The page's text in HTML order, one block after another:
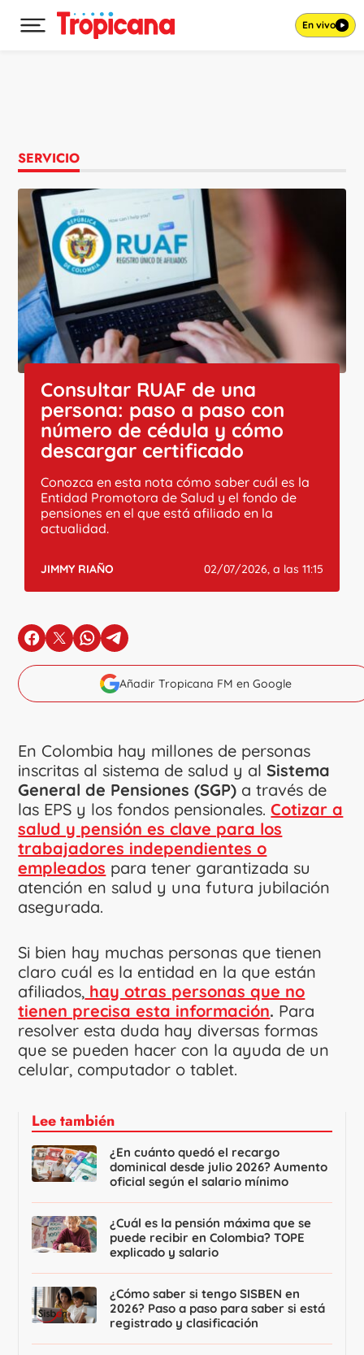
Desplegar menú principal En vivo
SERVICIO
Consultar RUAF de una
persona: paso a paso con
número de cédula y cómo
descargar certificado
Conozca en esta nota cómo saber cuál es la
Entidad Promotora de Salud y el fondo de
pensiones en el que está afiliado en la
actualidad.
JIMMY RIAÑO 02/07/2026, a las 11:15
en Facebook
en Xen Whatsapp
en Telegram
Añadir Tropicana FM en Google
En Colombia hay millones de personas
inscritas al sistema de salud y alSistema
General de Pensiones (SGP) a través de
las EPS y los fondos pensionales. Cotizar a
salud y pensión es clave para los
trabajadores independientes o
empleados para tener garantizada su
atención en salud y una futura jubilación
asegurada.
Si bien hay muchas personas que tienen
claro cuál es la entidad en la que están
afiliados, hay otras personas que no
tienen precisa esta información. Para
resolver esta duda hay diversas formas
que se pueden hacer con la ayuda de un
celular, computador o tablet.
Lee también
¿En cuánto quedó el recargo
dominical desde julio 2026? Aumento
oficial según el salario mínimo
¿Cuál es la pensión máxima que se
puede recibir en Colombia? TOPE
explicado y salario
¿Cómo saber si tengo SISBEN en
2026? Paso a paso para saber si está
registrado y clasificación